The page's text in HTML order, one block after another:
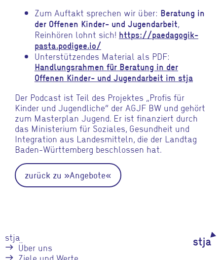
Zum Auftakt sprechen wir über: Beratung in
der Offenen Kinder- und Jugendarbeit,
Reinhören lohnt sich! https://paedagogik-
pasta.podigee.io/
Unterstützendes Material als PDF:
Handlungsrahmen für Beratung in der
Offenen Kinder- und Jugendarbeit im stja
Der Podcast ist Teil des Projektes „Profis für
Kinder und Jugendliche“ der AGJF BW und gehört
zum Masterplan Jugend. Er ist finanziert durch
das Ministerium für Soziales, Gesundheit und
Integration aus Landesmitteln, die der Landtag
Baden-Württemberg beschlossen hat.
zurück zu »Angebote«
stja
Über uns